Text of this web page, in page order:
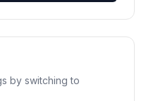
by switching to